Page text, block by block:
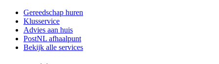
Gereedschap huren
Klusservice
Advies aan huis
PostNL afhaalpunt
Bekijk alle services